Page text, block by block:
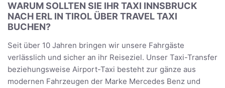
WARUM SOLLTEN SIE IHR TAXI INNSBRUCK
NACH ERL IN TIROL ÜBER TRAVEL TAXI
BUCHEN?
Seit über 10 Jahren bringen wir unsere Fahrgäste
verlässlich und sicher an ihr Reiseziel. Unser Taxi-Transfer
beziehungsweise Airport-Taxi besteht zur gänze aus
modernen Fahrzeugen der Marke Mercedes Benz und